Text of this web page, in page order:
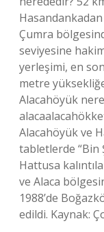
Çumra
seviyesine
yerleşimi, en
metre
Alacahöyük
Alacahöyük ve
tabletlerde “Bin
Hattusa
ve Alaca
1988’de
edildi. Kaynak: